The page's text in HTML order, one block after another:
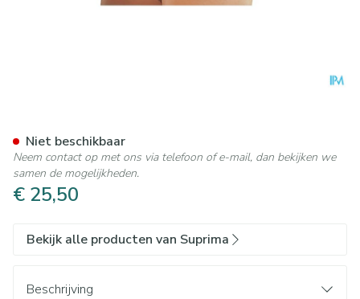
€ 25,50
Niet beschikbaar
Neem contact op met ons via telefoon of e-mail, dan bekijken we
samen de mogelijkheden.
Bekijk alle producten van Suprima
Beschrijving